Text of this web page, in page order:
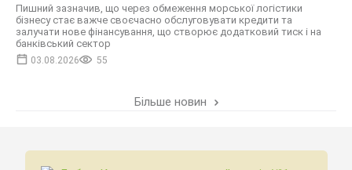
Пишний зазначив, що через обмеження морської логістики
бізнесу стає важче своєчасно обслуговувати кредити та
залучати нове фінансування, що створює додатковий тиск і на
банківський сектор
03.08.2026 55
Більше новин